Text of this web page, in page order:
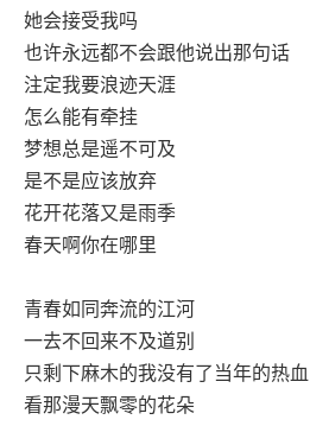
她会接受我吗
也许永远都不会跟他说出那句话
注定我要浪迹天涯
怎么能有牵挂
梦想总是遥不可及
是不是应该放弃
花开花落又是雨季
春天啊你在哪里
青春如同奔流的江河
一去不回来不及道别
只剩下麻木的我没有了当年的热血
看那漫天飘零的花朵